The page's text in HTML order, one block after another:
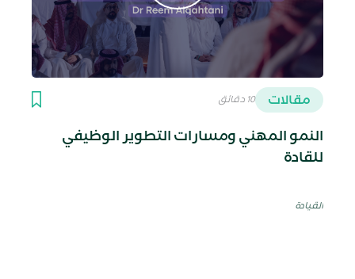
مقالات 10 دقائق
النمو المهني ومسارات التطوير الوظيفي
للقادة
القيادة